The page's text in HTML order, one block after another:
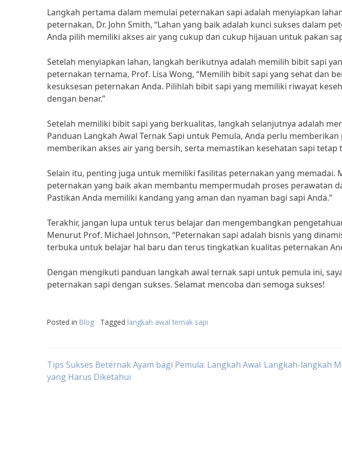
Langkah pertama dalam memulai peternakan sapi adalah menyiapkan
peternakan, Dr. John Smith, “Lahan yang baik adalah kunci sukses dalam
Anda pilih memiliki akses air yang cukup dan cukup hijauan untuk pakan
Setelah menyiapkan lahan, langkah berikutnya adalah memilih bibit sapi
peternakan ternama, Prof. Lisa Wong, “Memilih bibit sapi yang sehat dan
kesuksesan peternakan Anda. Pilihlah bibit sapi yang memiliki riwayat
dengan benar.”
Setelah memiliki bibit sapi yang berkualitas, langkah selanjutnya adalah
Panduan Langkah Awal Ternak Sapi untuk Pemula, Anda perlu
memberikan akses air yang bersih, serta memastikan kesehatan sapi tetap
Selain itu, penting juga untuk memiliki fasilitas peternakan yang memadai.
peternakan yang baik akan membantu mempermudah proses perawatan
Pastikan Anda memiliki kandang yang aman dan nyaman bagi sapi Anda.”
Terakhir, jangan lupa untuk terus belajar dan mengembangkan
Menurut Prof. Michael Johnson, “Peternakan sapi adalah bisnis yang
terbuka untuk belajar hal baru dan terus tingkatkan kualitas peternakan
Dengan mengikuti panduan langkah awal ternak sapi untuk pemula ini,
peternakan sapi dengan sukses. Selamat mencoba dan semoga sukses!
Posted in Blog Tagged langkah awal ternak sapi
Post
Tips Sukses Beternak Ayam bagi Pemula: Langkah Awal
yang Harus Diketahui
Langkah-langkah